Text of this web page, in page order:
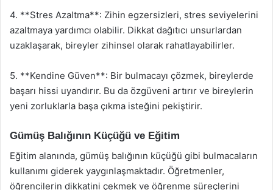
4. **Stres Azaltma**: Zihin egzersizleri, stres seviyelerini
azaltmaya yardımcı olabilir. Dikkat dağıtıcı unsurlardan
uzaklaşarak, bireyler zihinsel olarak rahatlayabilirler.
5. **Kendine Güven**: Bir bulmacayı çözmek, bireylerde
başarı hissi uyandırır. Bu da özgüveni artırır ve bireylerin
yeni zorluklarla başa çıkma isteğini pekiştirir.
Gümüş Balığının Küçüğü ve Eğitim
Eğitim alanında, gümüş balığının küçüğü gibi bulmacaların
kullanımı giderek yaygınlaşmaktadır. Öğretmenler,
öğrencilerin dikkatini çekmek ve öğrenme süreçlerini